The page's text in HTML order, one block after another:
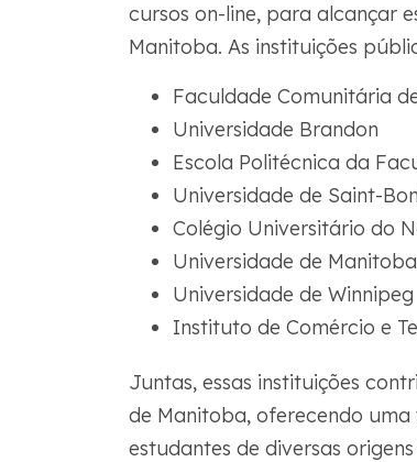
cursos on-line, para alcançar
Manitoba. As instituições
Faculdade Comunitária
Universidade Brandon
Escola Politécnica da
Universidade de Saint-
Colégio Universitário do
Universidade de Manitoba
Universidade de Winnipeg
Instituto de Comércio e
Juntas, essas instituições
de Manitoba, oferecendo
estudantes de diversas origens